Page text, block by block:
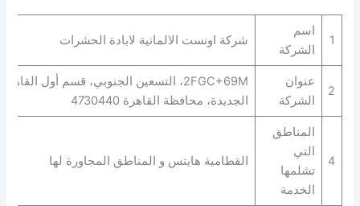
1
اسم
الشركة
شركة اونست الالمانية لابادة الحشرات
2
عنوان
الشركة
2FGC+69M، التسعين الجنوبي، قسم أول القاهرة
الجديدة، محافظة القاهرة‬ 4730440
4
المناطق
التي
تشلمها
الخدمة
القطامية هايتس و المناطق المجاورة لها